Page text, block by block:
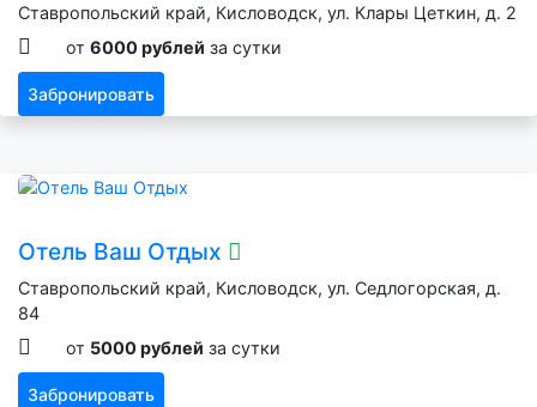
Ставропольский край, Кисловодск, ул. Клары Цеткин, д. 2
от 6000 рублей за сутки
Забронировать
Отель Ваш Отдых
Ставропольский край, Кисловодск, ул. Седлогорская, д.
84
от 5000 рублей за сутки
Забронировать